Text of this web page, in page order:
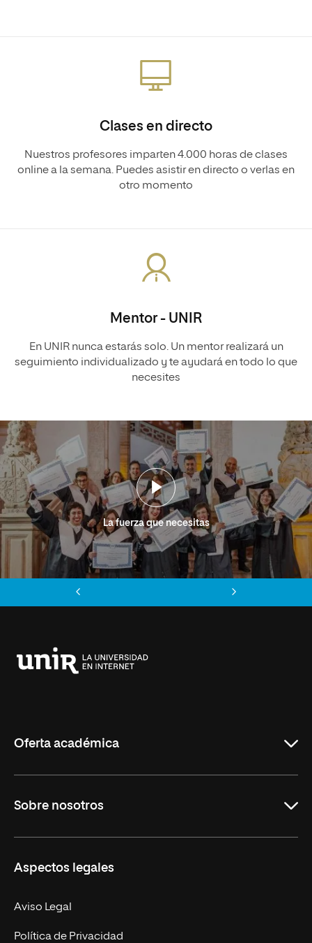
Clases en directo
Nuestros profesores imparten 4.000 horas de clases
online a la semana. Puedes asistir en directo o verlas en
otro momento
Mentor - UNIR
En UNIR nunca estarás solo. Un mentor realizará un
seguimiento individualizado y te ayudará en todo lo que
necesites
La fuerza que necesitas
Oferta académica
Másteres Oficiales
Doctorados
Experto Universitario
Postgrados
Sobre nosotros
Facultades
Nuestro Equipo
Trabaja en UNIR
Aspectos legales
Aviso Legal
Política de Privacidad